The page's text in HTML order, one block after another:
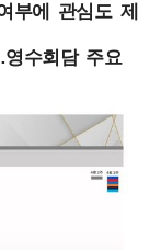
부에 관심도 제
수회담 주요